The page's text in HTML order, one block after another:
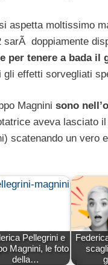
aspetta moltissimo
sarÃ doppiamente
per tenere a bada il
gli effetti sorvegliati
Magnini sono
aveva lasciato
scatenando un vero
Pellegrini e
Magnini, le foto
della…